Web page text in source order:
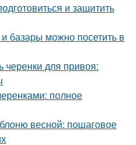
и защитить
базары можно посетить в
черенки для привоя:
полное
весной: пошаговое